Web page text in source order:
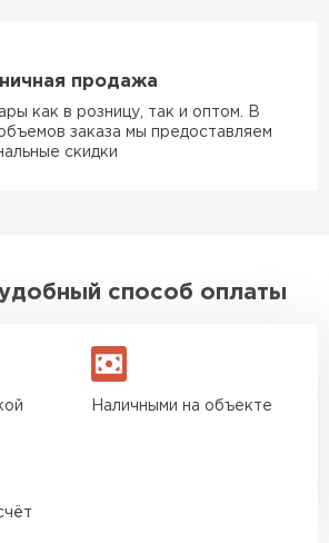
продажа
как в розницу, так и оптом. В
заказа мы предоставляем
скидки
способ оплаты
Наличными на объекте